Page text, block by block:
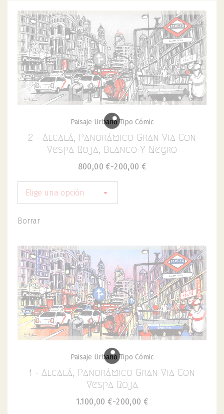
Paisaje Urbano Tipo Cómic
2 - Alcalá, Panorámico Gran Via Con
Vespa Roja, Blanco Y Negro
200,00 €
-
800,00 €
Elige una opción
Borrar
Paisaje Urbano Tipo Cómic
1 - Alcalá, Panorámico Gran Via Con
Vespa Roja
200,00 €
-
1.100,00 €